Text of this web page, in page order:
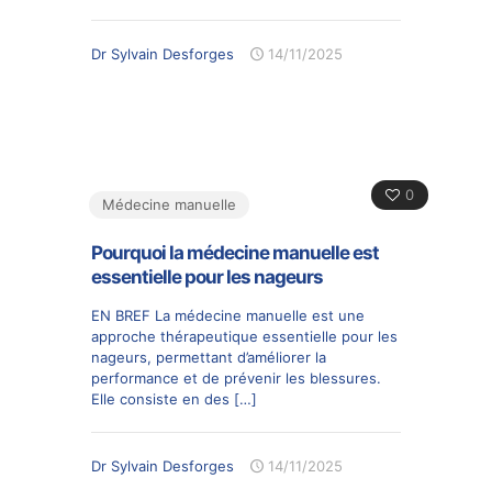
Dr Sylvain Desforges 14/11/2025
0
Médecine manuelle
Pourquoi la médecine manuelle est
essentielle pour les nageurs
EN BREF La médecine manuelle est une
approche thérapeutique essentielle pour les
nageurs, permettant d’améliorer la
performance et de prévenir les blessures.
Elle consiste en des […]
Dr Sylvain Desforges 14/11/2025